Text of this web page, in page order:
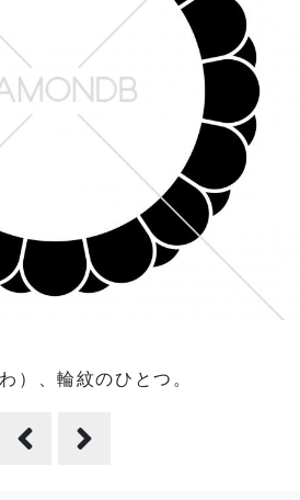
）、輪紋のひとつ。